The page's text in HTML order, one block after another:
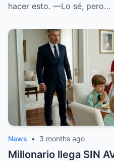
hacer esto. —Lo sé, pero…
News • 3 months ago
Millonario llega SIN